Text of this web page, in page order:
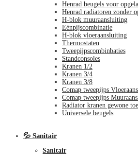
Henrad beugels voor
Henrad radiatoren zonder
H-blok muuraansluiting
Eénpijscombinatie
H-blok vloeraansluiting
Thermostaten
Tweepijpscombinbaties
Standconsoles
Kranen 1/2
Kranen 3/4
Kranen 3/8
Comap tweepijps
Comap tweepijps
Radiator kranen gewone
Universele beugels
💦 Sanitair
Sanitair